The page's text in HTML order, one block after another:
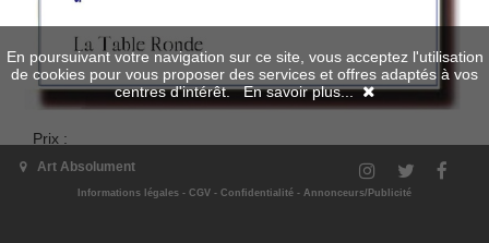
Prix :
Chronique Pages d’art de Pascal Bonafoux paru dans le Numéro
Art Absolument
Informations légales - CGV - Confidentialité - Annonceurs/Publicité
En poursuivant votre navigation sur ce site, vous acceptez l'utilisation
de cookies pour vous proposer des services et offres adaptés à vos
centres d'intérêt.En savoir plus...